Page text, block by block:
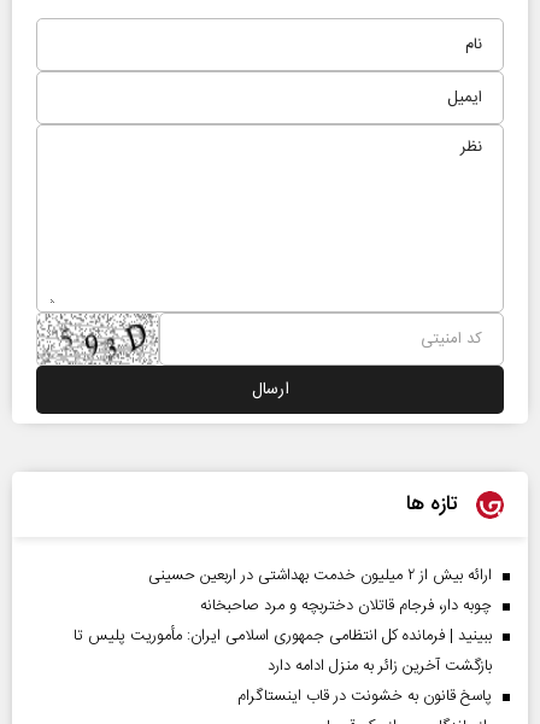
تازه ها
ارائه بیش از ۲ میلیون خدمت بهداشتی در اربعین حسینی
چوبه دار، فرجام قاتلان دختربچه و مرد صاحبخانه
ببینید | فرمانده کل انتظامی جمهوری اسلامی ایران­: مأموریت پلیس تا
بازگشت آخرین زائر به منزل ادامه دارد
پاسخ قانون به خشونت در قاب اینستاگرام